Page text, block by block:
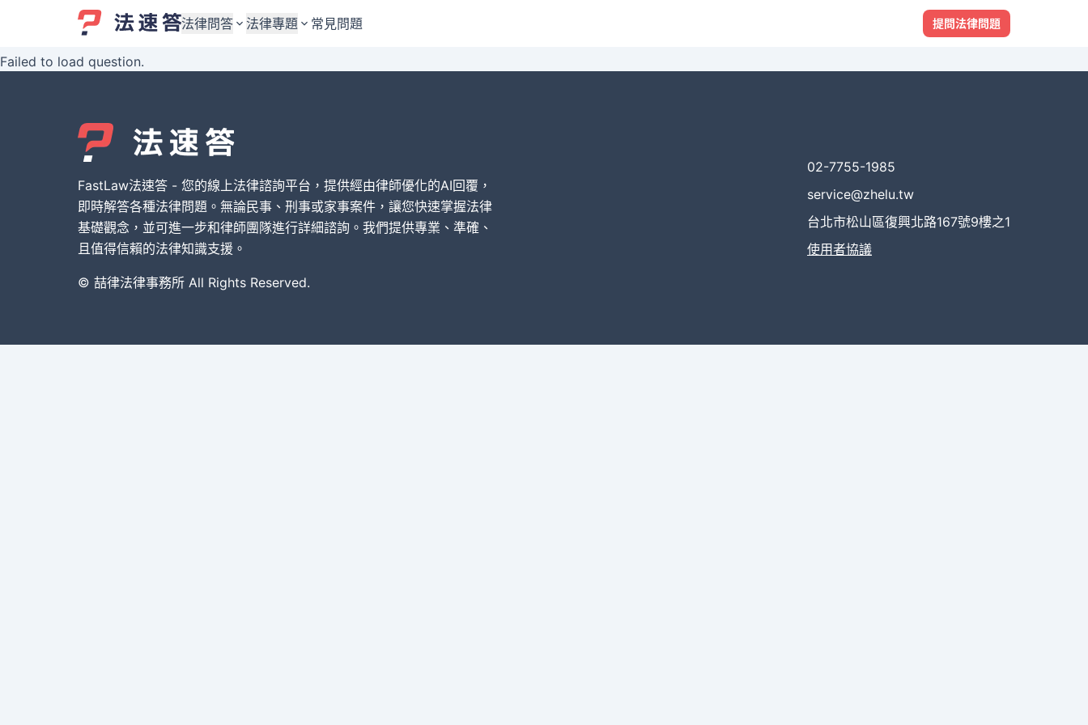
法律問答
婚姻與監護權
債務與債權
刑事犯罪案件
其他案件類型
法律專題
婚姻與監護權
債務與債權
刑事犯罪案件
其他案件類型
常見問題 提問法律問題
Failed to load question.
FastLaw法速答 - 您的線上法律諮詢平台，提供經由律師優化的AI回覆，
即時解答各種法律問題。無論民事、刑事或家事案件，讓您快速掌握法律
基礎觀念，並可進一步和律師團隊進行詳細諮詢。我們提供專業、準確、
且值得信賴的法律知識支援。
© 喆律法律事務所 All Rights Reserved.
02-7755-1985
service@zhelu.tw
台北市松山區復興北路167號9樓之1
使用者協議